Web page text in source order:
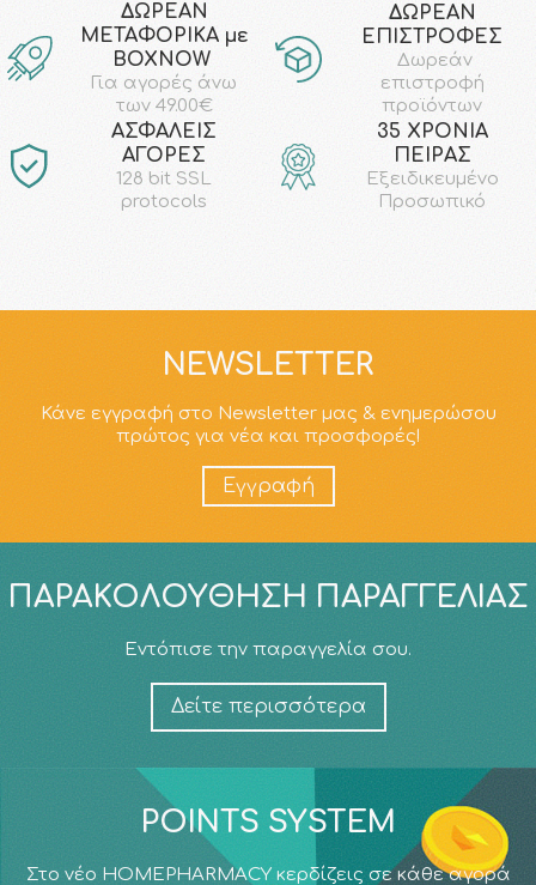
ΔΩΡΕΑΝ
ΜΕΤΑΦΟΡΙΚΑ με
ΒΟΧΝΟW
Για αγορές άνω
των 49.00€
ΔΩΡΕΑΝ
ΕΠΙΣΤΡΟΦΕΣ
Δωρεάν
επιστροφή
προϊόντων
AΣΦΑΛΕΙΣ
ΑΓΟΡΕΣ
128 bit SSL
protocols
35 ΧΡΟΝΙΑ
ΠΕΙΡΑΣ
Εξειδικευμένο
Προσωπικό
NEWSLETTER
Κάνε εγγραφή στο Newsletter μας & ενημερώσου
πρώτος για νέα και προσφορές!
Εγγραφή
ΠΑΡΑΚΟΛΟΎΘΗΣΗ ΠΑΡΑΓΓΕΛΊΑΣ
Εντόπισε την παραγγελία σου.
Δείτε περισσότερα
POINTS SYSTEM
Στο νέο HOMEPHARMACY κερδίζεις σε κάθε αγορά